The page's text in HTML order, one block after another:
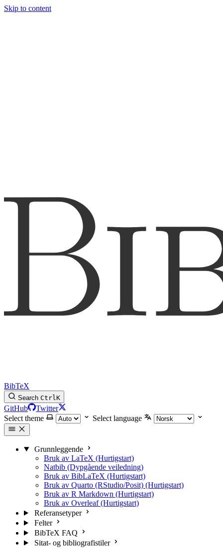
Skip to content
BibTeX
Search CtrlK
GitHub
Twitter
Select theme
Select language
Grunnleggende
Bruk av LaTeX (Hurtigstart)
Natbib (Dypgående veiledning)
Bruk av BibLaTeX (Hurtigstart)
Bruk av Quarto (RStudio/Posit) (Hurtigstart)
Bruk av R Markdown (Hurtigstart)
Bruk av Overleaf (Hurtigstart)
Referansetyper
Felter
BibTeX FAQ
Sitat- og bibliografistiler